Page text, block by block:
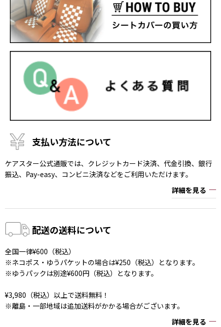
支払い方法について
ケアスター公式通販では、クレジットカード決済、代金引換、銀行
振込、Pay-easy、コンビニ決済などをご利用いただけます。
詳細を見る
配送の送料について
全国一律¥600（税込）
※ネコポス・ゆうパケットの場合は¥250（税込）となります。
※ゆうパックは別途¥600円（税込）となります。
¥3,980（税込）以上で送料無料！
※離島・一部地域は追加送料がかかる場合がございます。
詳細を見る